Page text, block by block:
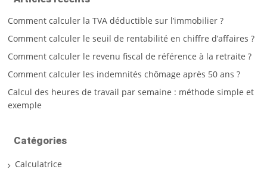
Comment calculer la TVA déductible sur l’immobilier ?
Comment calculer le seuil de rentabilité en chiffre d’affaires ?
Comment calculer le revenu fiscal de référence à la retraite ?
Comment calculer les indemnités chômage après 50 ans ?
Calcul des heures de travail par semaine : méthode simple et
exemple
Catégories
Calculatrice